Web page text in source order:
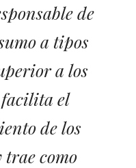
de
a tipos
a los
el
de los
como